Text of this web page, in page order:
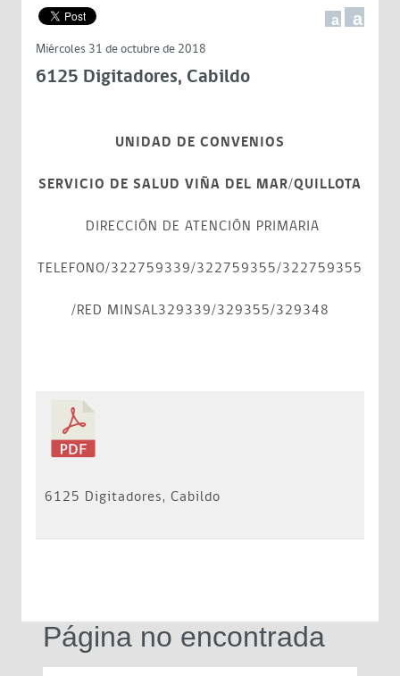
a a
Miércoles 31 de octubre de 2018
6125 Digitadores, Cabildo
UNIDAD DE CONVENIOS
SERVICIO DE SALUD VIÑA DEL MAR/QUILLOTA
DIRECCIÓN DE ATENCIÓN PRIMARIA
TELEFONO/322759339/322759355/322759355
/RED MINSAL329339/329355/329348
6125 Digitadores, Cabildo
Página no encontrada